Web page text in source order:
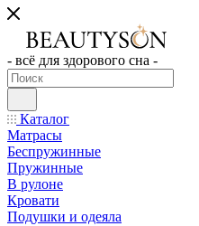
- всё для здорового сна -
Каталог
Матрасы
Беспружинные
Пружинные
В рулоне
Кровати
Подушки и одеяла